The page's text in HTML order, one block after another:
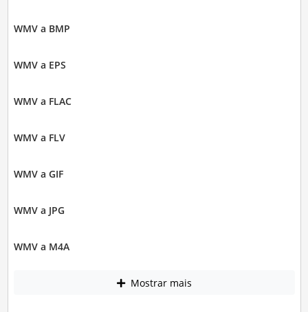
WMV a BMP
WMV a EPS
WMV a FLAC
WMV a FLV
WMV a GIF
WMV a JPG
WMV a M4A
Mostrar mais